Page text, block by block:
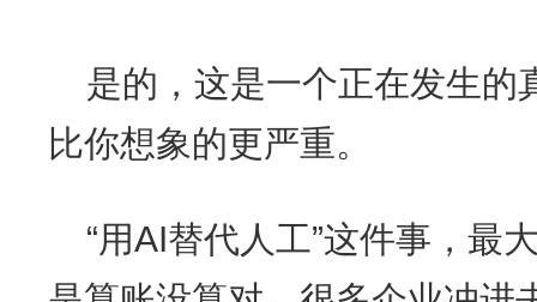
是的，这是一个正在发生的
比你想象的更严重。
“用AI替代人工”这件事，最